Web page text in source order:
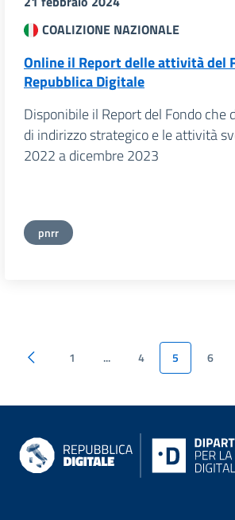
COALIZIONE NAZIONALE
Online il Report delle attività del
Repubblica Digitale
Disponibile il Report del Fondo che
di indirizzo strategico e le attività
2022 a dicembre 2023
pnrr
1 ... 4 5 6
siti di riferimento